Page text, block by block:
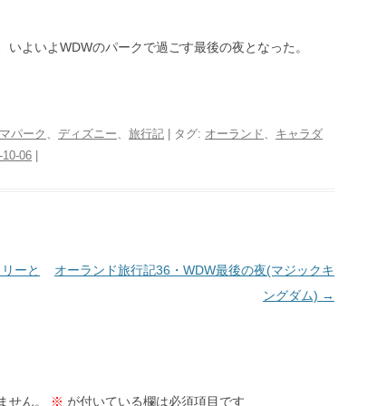
よいよWDWのパークで過ごす最後の夜となった。
パーク ディズニー 旅行記 | タグ: オーランド
キャラダ
10-06
ーと
オーランド旅行記36・WDW最後の夜(マジックキ
ングダム) →
ん。 ※ が付いている欄は必須項目です